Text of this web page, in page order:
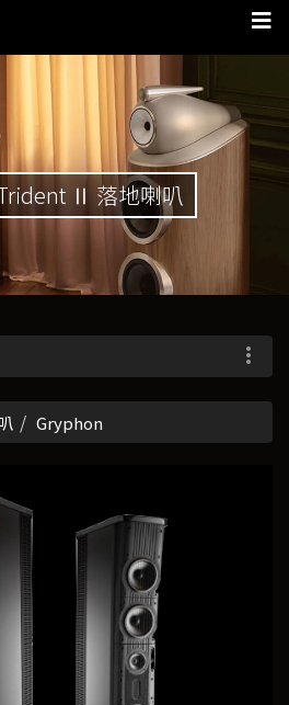
Ⅱ 落地喇叭
Gryphon